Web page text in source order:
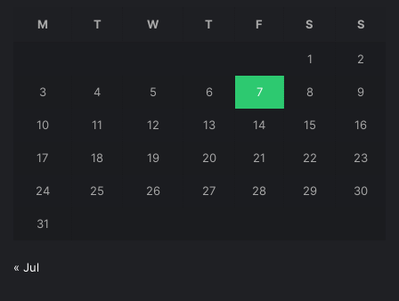
M T W T F S S
1 2
3 4 5 6 7 8 9
10 11 12 13 14 15 16
17 18 19 20 21 22 23
24 25 26 27 28 29 30
31
« Jul